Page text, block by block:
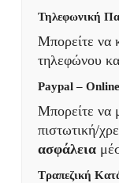
Τηλεφωνική
Μπορείτε να
τηλεφώνου
Paypal –
Μπορείτε να
πιστωτική/
ασφάλεια
Τραπεζική